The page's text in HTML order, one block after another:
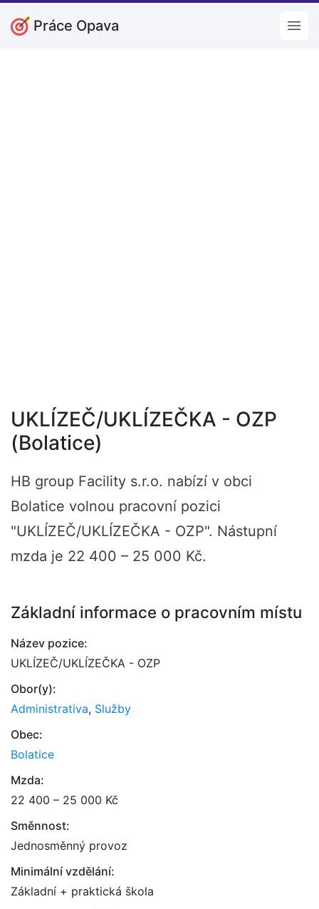
Práce Opava
UKLÍZEČ/UKLÍZEČKA - OZP
(Bolatice)
HB group Facility s.r.o. nabízí v obci
Bolatice volnou pracovní pozici
"UKLÍZEČ/UKLÍZEČKA - OZP". Nástupní
mzda je 22 400 – 25 000 Kč.
Základní informace o pracovním místu
Název pozice:
UKLÍZEČ/UKLÍZEČKA - OZP
Obor(y):
Administrativa, Služby
Obec:
Bolatice
Mzda:
22 400 – 25 000 Kč
Směnnost:
Jednosměnný provoz
Minimální vzdělání:
Základní + praktická škola